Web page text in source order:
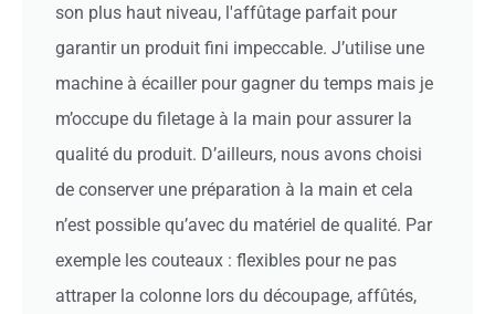
son plus haut niveau, l'affûtage parfait pour
garantir un produit fini impeccable. J’utilise une
machine à écailler pour gagner du temps mais je
m’occupe du filetage à la main pour assurer la
qualité du produit. D’ailleurs, nous avons choisi
de conserver une préparation à la main et cela
n’est possible qu’avec du matériel de qualité. Par
exemple les couteaux : flexibles pour ne pas
attraper la colonne lors du découpage, affûtés,